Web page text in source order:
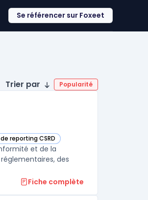
Se référencer sur Foxeet
Trier par Popularité
reporting CSRD
dans cette catégorie
et de la
des
Fiche complète